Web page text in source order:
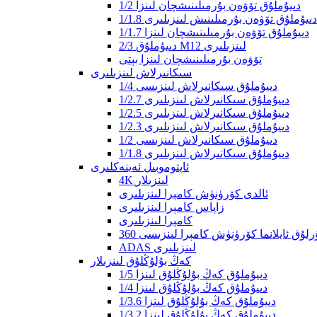
1/2 دىيۇملۇق تۆۋەن بۇرمىلىنىشچان لىنزا
1/1.8 دىيۇملۇق تۆۋەن بۇرمىلىنىش لىنزىلىرى
1/1.7 دىيۇملۇق تۆۋەن بۇرمىلىنىشچان لىنزا
2/3 دىيۇملۇق M12 لىنزىلىرى
تۆۋەن بۇرمىلىنىشچان لىنزا بېتى
سىكانىرلاش لىنزىلىرى
1/4 دىيۇملۇق سىكانىرلاش لىنزىسى
1/2.7 دىيۇملۇق سىكانىرلاش لىنزىلىرى
1/2.5 دىيۇملۇق سىكانىرلاش لىنزىلىرى
1/2.3 دىيۇملۇق سىكانىرلاش لىنزىلىرى
1/2 دىيۇملۇق سىكانىرلاش لىنزىسى
1/1.8 دىيۇملۇق سىكانىرلاش لىنزىلىرى
ئاپتوموبىل ئەينەكلىرى
4K لىنزىلار
ئالدى كۆرۈنۈش كامېرا لىنزىلىرى
زاپاس كامېرا لىنزىلىرى
كامېرا لىنزىلىرى
ئايلانما كۆرۈنۈش كامېرا لىنزىسى
ADAS لىنزىلىرى
كەڭ بۇلۇڭلۇق لىنزىلار
1/5 دىيۇملۇق كەڭ بۇلۇڭلۇق لىنزا
1/4 دىيۇملۇق كەڭ بۇلۇڭلۇق لىنزا
1/3.6 دىيۇملۇق كەڭ بۇلۇڭلۇق لىنزا
1/3.2 دىيۇملۇق كەڭ بۇلۇڭلۇق لىنزا